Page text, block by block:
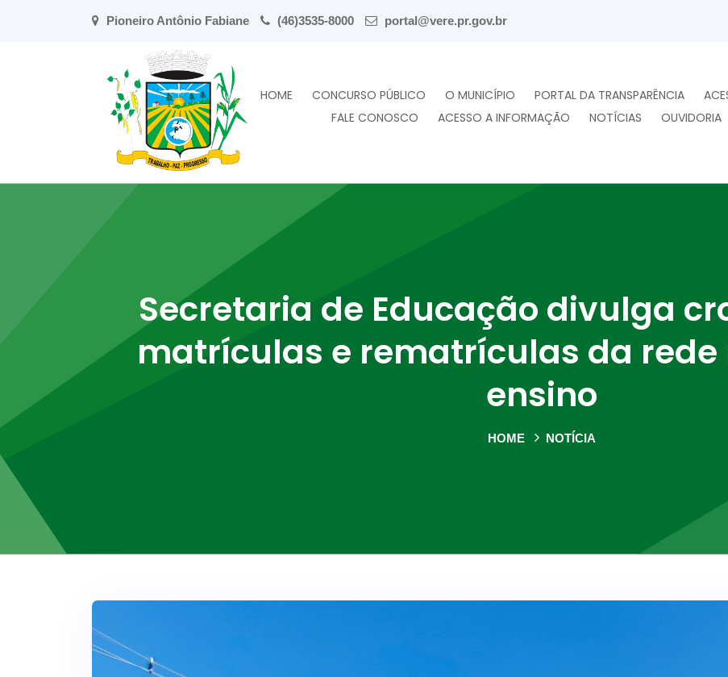
Pioneiro Antônio Fabiane (46)3535-8000 portal@vere.pr.gov.br
HOME CONCURSO PÚBLICO O MUNICÍPIO PORTAL DA TRANSPARÊNCIA
FALE CONOSCO
ACESSO A INFORMAÇÃO NOTÍCIAS OUVIDORIA
Secretaria de Educação divulga
matrículas e rematrículas da
ensino
HOME NOTÍCIA